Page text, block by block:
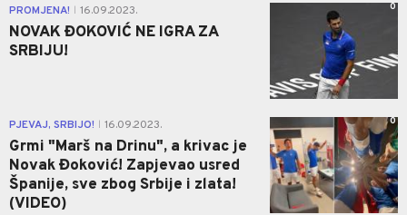
PROMJENA! 16.09.2023.
NOVAK ĐOKOVIĆ NE IGRA ZA
SRBIJU!
0
PJEVAJ, SRBIJO! 16.09.2023.
Grmi "Marš na Drinu", a krivac je
Novak Đoković! Zapjevao usred
Španije, sve zbog Srbije i zlata!
(VIDEO)
0